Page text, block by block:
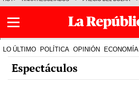
LO ÚLTIMO POLÍTICA OPINIÓN ECONOMÍA
Espectáculos